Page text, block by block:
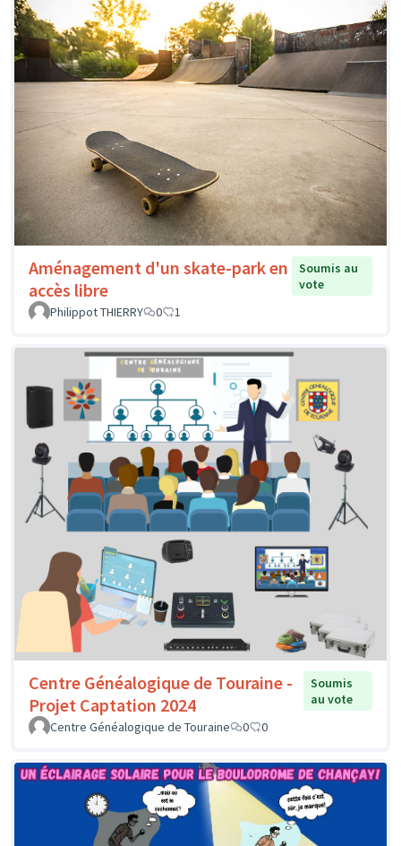
Aménagement d'un skate-park en
accès libre
Soumis au
vote
Philippot THIERRY
0 1
Centre Généalogique de Touraine -
Projet Captation 2024
Soumis
au vote
Centre Généalogique de Touraine
0 0